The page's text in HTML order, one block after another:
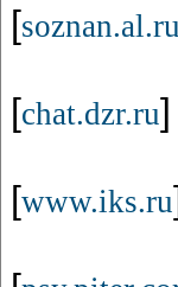
[soznan.al.ru
[chat.dzr.ru]
[www.iks.ru